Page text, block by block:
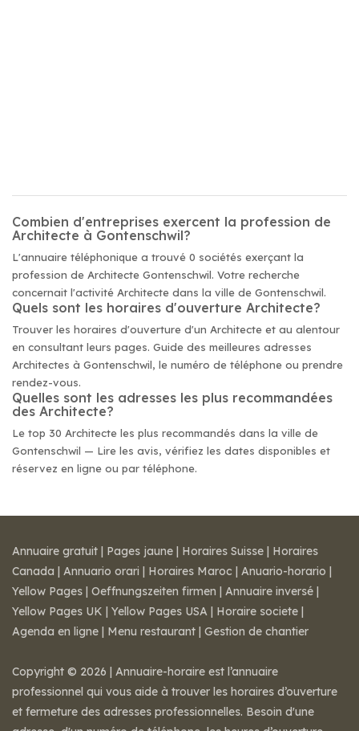
Combien d'entreprises exercent la profession de
Architecte à Gontenschwil?
L'annuaire téléphonique a trouvé 0 sociétés exerçant la
profession de Architecte Gontenschwil. Votre recherche
concernait l'activité Architecte dans la ville de Gontenschwil.
Quels sont les horaires d'ouverture Architecte?
Trouver les horaires d'ouverture d'un Architecte et au alentour
en consultant leurs pages. Guide des meilleures adresses
Architectes à Gontenschwil, le numéro de téléphone ou prendre
rendez-vous.
Quelles sont les adresses les plus recommandées
des Architecte?
Le top 30 Architecte les plus recommandés dans la ville de
Gontenschwil — Lire les avis, vérifiez les dates disponibles et
réservez en ligne ou par téléphone.
Annuaire gratuit | Pages jaune | Horaires Suisse | Horaires
Canada | Annuario orari | Horaires Maroc | Anuario-horario |
Yellow Pages | Oeffnungszeiten firmen | Annuaire inversé |
Yellow Pages UK | Yellow Pages USA | Horaire societe |
Agenda en ligne | Menu restaurant | Gestion de chantier
Copyright © 2026 | Annuaire-horaire est l’annuaire
professionnel qui vous aide à trouver les horaires d’ouverture
et fermeture des adresses professionnelles. Besoin d'une